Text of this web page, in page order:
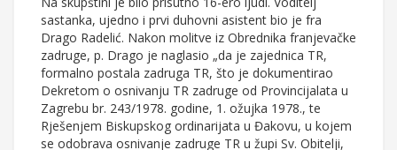
sastanka, ujedno i prvi duhovni asistent bio je fra
Drago Radelić. Nakon molitve iz Obrednika franjevačke
zadruge, p. Drago je naglasio „da je zajednica TR,
formalno postala zadruga TR, što je dokumentirao
Dekretom o osnivanju TR zadruge od Provincijalata u
Zagrebu br. 243/1978. godine, 1. ožujka 1978., te
Rješenjem Biskupskog ordinarijata u Đakovu, u kojem
se odobrava osnivanje zadruge TR u župi Sv. Obitelji,